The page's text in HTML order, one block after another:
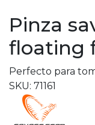
Pinza
floating
Perfecto para
SKU: 71161